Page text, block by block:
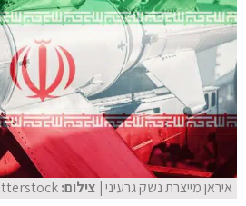
איראן מייצרת נשק גרעיני| צילום: